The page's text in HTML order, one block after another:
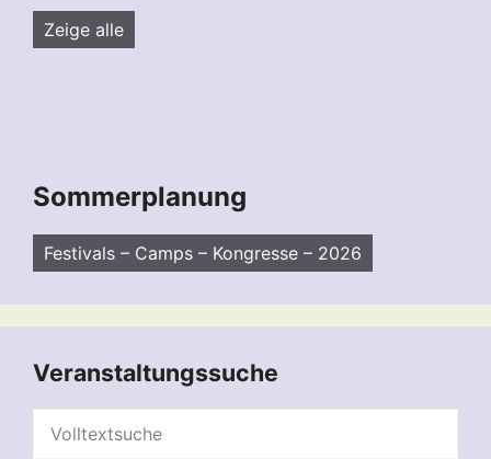
Zeige alle
Sommerplanung
Festivals – Camps – Kongresse – 2026
Veranstaltungssuche